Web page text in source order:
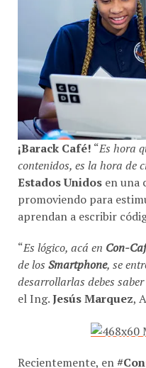
¡Barack Café!“Es hora
contenidos, es la hora de
Estados Unidosen una
promoviendo para
aprendan a escribir
de losSmartphone, se
desarrollarlas debes
el Ing.Jesús Marquez,
ganaba y un